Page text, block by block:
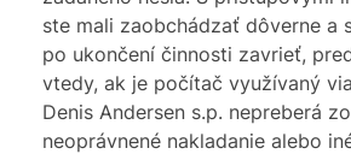
ste mali zaobchádzať dôverne a
po ukončení činnosti zavrieť,
vtedy, ak je počítač využívaný
Denis Andersen s.p. nepreberá
neoprávnené nakladanie alebo